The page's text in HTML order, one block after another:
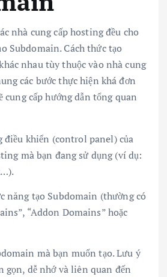
nhà cung cấp hosting đều cho
Subdomain. Cách thức tạo
nhau tùy thuộc vào nhà cung
các bước thực hiện khá đơn
cung cấp hướng dẫn tổng quan
điều khiển (control panel) của
mà bạn đang sử dụng (ví dụ:
năng tạo Subdomain (thường có
“Addon Domains” hoặc
mà bạn muốn tạo. Lưu ý
gọn, dễ nhớ và liên quan đến